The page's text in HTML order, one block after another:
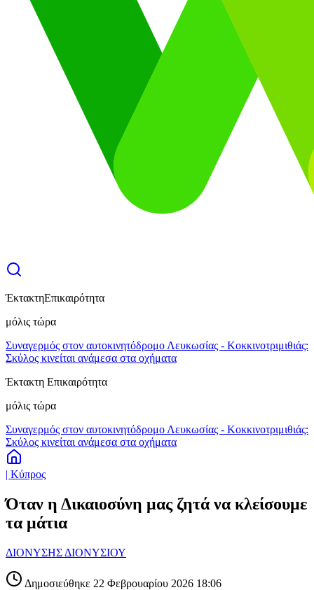
ΈκτακτηΕπικαιρότητα
μόλις τώρα
Συναγερμός στον αυτοκινητόδρομο Λευκωσίας - Κοκκινοτριμιθιάς:
Σκύλος κινείται ανάμεσα στα οχήματα
Έκτακτη Επικαιρότητα
μόλις τώρα
Συναγερμός στον αυτοκινητόδρομο Λευκωσίας - Κοκκινοτριμιθιάς:
Σκύλος κινείται ανάμεσα στα οχήματα
| Κύπρος
Όταν η Δικαιοσύνη μας ζητά να κλείσουμε
τα μάτια
ΔΙΟΝΥΣΗΣ ΔΙΟΝΥΣΙΟΥ
Δημοσιεύθηκε 22 Φεβρουαρίου 2026 18:06